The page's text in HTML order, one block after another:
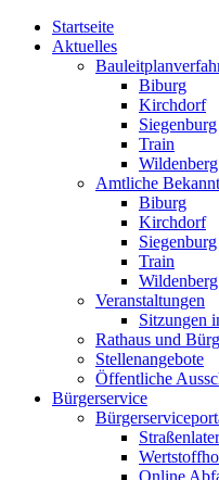
Startseite
Aktuelles
Biburg
Kirchdorf
Siegenburg
Train
Wildenberg
Amtliche
Biburg
Kirchdorf
Siegenburg
Train
Wildenberg
Veranstaltungen
Sitzungen
Rathaus und
Stellenangebote
Öffentliche
Bürgerservice
Online